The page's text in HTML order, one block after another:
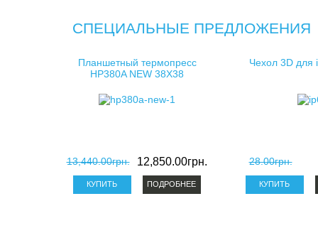
СПЕЦИАЛЬНЫЕ ПРЕДЛОЖЕНИЯ
Планшетный термопресс
HP380A NEW 38X38
13,440.00грн. 12,850.00грн.
ПОДРОБНЕЕ
Чехол 3D для
28.00грн.